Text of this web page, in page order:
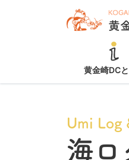
黄金崎DC
Umi Log
海ロ